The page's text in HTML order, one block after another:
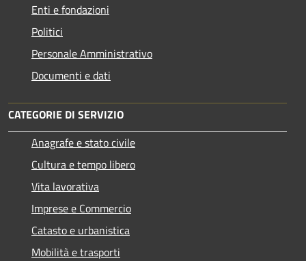
Enti e fondazioni
Politici
Personale Amministrativo
Documenti e dati
CATEGORIE DI SERVIZIO
Anagrafe e stato civile
Cultura e tempo libero
Vita lavorativa
Imprese e Commercio
Catasto e urbanistica
Mobilità e trasporti